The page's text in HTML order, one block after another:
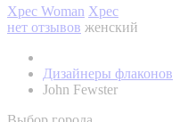
Xpec Woman Xpec
нет отзывов женский
Дизайнеры флаконов
John Fewster